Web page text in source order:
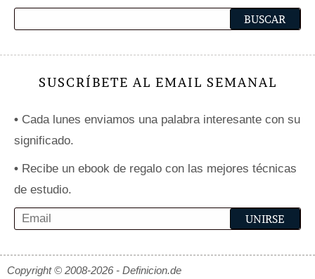
SUSCRÍBETE AL EMAIL SEMANAL
• Cada lunes enviamos una palabra interesante con su
significado.
• Recibe un ebook de regalo con las mejores técnicas
de estudio.
Copyright © 2008-2026 - Definicion.de